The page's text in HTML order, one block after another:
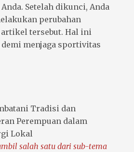
Setelah dikunci, Anda
perubahan
artikel tersebut. Hal ini
menjaga sportivitas
Tradisi dan
Perempuan dalam
Lokal
salah satu dari sub-tema